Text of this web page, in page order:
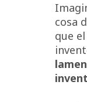
cosa
que